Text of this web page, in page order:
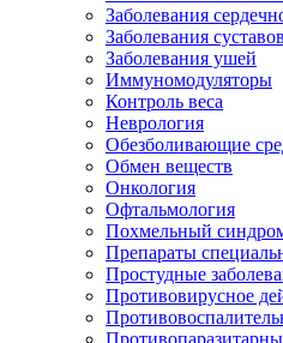
Заболевания
Заболевания суставов
Заболевания ушей
Иммуномодуляторы
Контроль веса
Неврология
Обезболивающие
Обмен веществ
Онкология
Офтальмология
Похмельный
Препараты
Простудные
Противовирусное